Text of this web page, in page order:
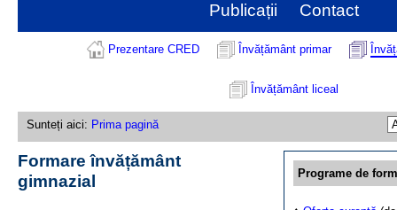
Publicații
Contact
Prezentare CRED Învățământ primar
Învățământ liceal
Sunteți aici: Prima pagină
Programe de
Formare învățământ
gimnazial